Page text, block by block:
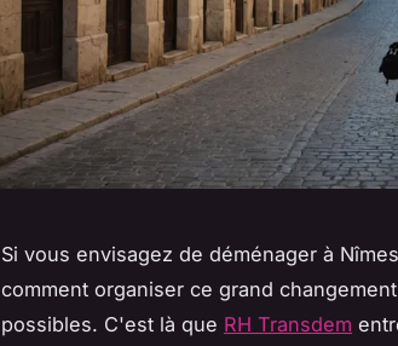
Si vous envisagez de déménager à
comment organiser ce grand
possibles. C'est là que RH Transdem